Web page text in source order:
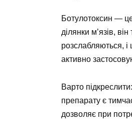
Ботулотоксин —
ділянки м’язів,
розслабляються,
активно
Варто
препарату є
дозволяє при